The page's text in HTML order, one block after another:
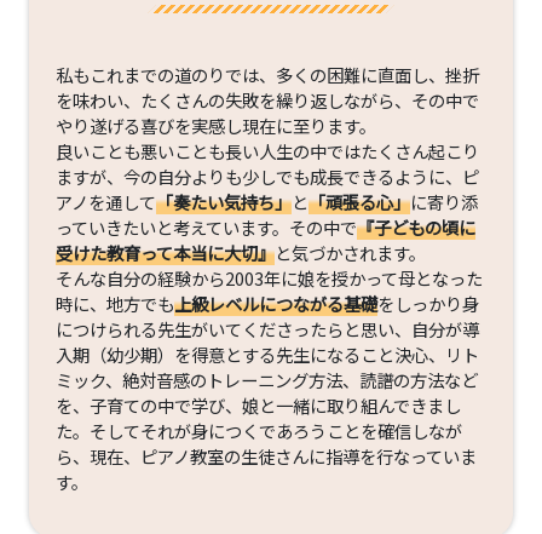
私もこれまでの道のりでは、多くの困難に直面し、挫折
を味わい、たくさんの失敗を繰り返しながら、その中で
やり遂げる喜びを実感し現在に至ります。
良いことも悪いことも長い人生の中ではたくさん起こり
ますが、今の自分よりも少しでも成長できるように、ピ
アノを通して「奏たい気持ち」と「頑張る心」に寄り添
っていきたいと考えています。その中で『子どもの頃に
受けた教育って本当に大切』と気づかされます。
そんな自分の経験から2003年に娘を授かって母となった
時に、地方でも上級レベルにつながる基礎をしっかり身
につけられる先生がいてくださったらと思い、自分が導
入期（幼少期）を得意とする先生になること決心、リト
ミック、絶対音感のトレーニング方法、読譜の方法など
を、子育ての中で学び、娘と一緒に取り組んできまし
た。そしてそれが身につくであろうことを確信しなが
ら、現在、ピアノ教室の生徒さんに指導を行なっていま
す。